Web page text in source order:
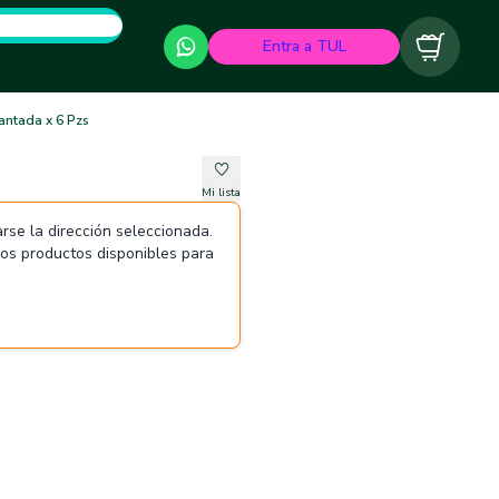
Entra a TUL Carrito
x 6 Pzs
Mi lista
la dirección seleccionada.
productos disponibles para